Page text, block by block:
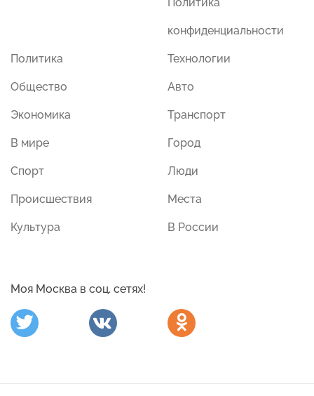
конфиденциальности
Политика
Общество
Экономика
В мире
Спорт
Происшествия
Культура
Технологии
Авто
Транспорт
Город
Люди
Места
В России
Моя Москва в соц. сетях!